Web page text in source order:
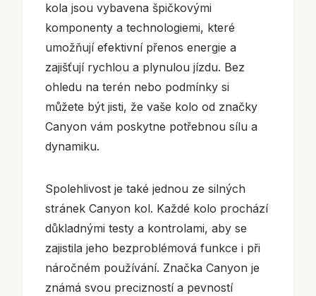
kola jsou vybavena špičkovými
komponenty a technologiemi, které
umožňují efektivní přenos energie a
zajišťují rychlou a plynulou jízdu. Bez
ohledu na terén nebo podmínky si
můžete být jisti, že vaše kolo od značky
Canyon vám poskytne potřebnou sílu a
dynamiku.
Spolehlivost je také jednou ze silných
stránek Canyon kol. Každé kolo prochází
důkladnými testy a kontrolami, aby se
zajistila jeho bezproblémová funkce i při
náročném používání. Značka Canyon je
známá svou precizností a pevností